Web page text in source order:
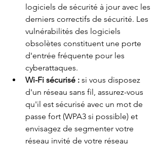
logiciels de sécurité à jour avec les
derniers correctifs de sécurité. Les
vulnérabilités des logiciels
obsolètes constituent une porte
d'entrée fréquente pour les
cyberattaques.
Wi-Fi sécurisé : si vous disposez
d'un réseau sans fil, assurez-vous
qu'il est sécurisé avec un mot de
passe fort (WPA3 si possible) et
envisagez de segmenter votre
réseau invité de votre réseau